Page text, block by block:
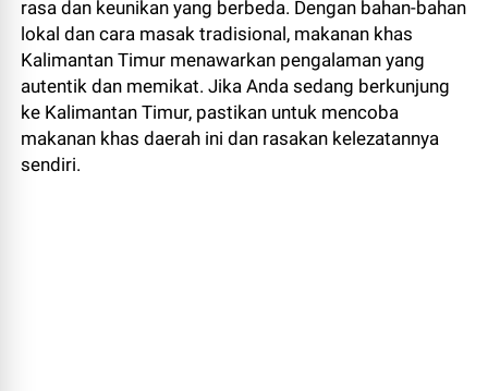
rasa dan keunikan yang berbeda. Dengan bahan-bahan
lokal dan cara masak tradisional, makanan khas
Kalimantan Timur menawarkan pengalaman yang
autentik dan memikat. Jika Anda sedang berkunjung
ke Kalimantan Timur, pastikan untuk mencoba
makanan khas daerah ini dan rasakan kelezatannya
sendiri.